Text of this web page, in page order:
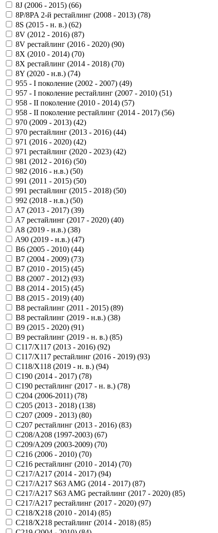
8J (2006 - 2015) (66)
8P/8PA 2-й рестайлинг (2008 - 2013) (78)
8S (2015 - н. в.) (62)
8V (2012 - 2016) (87)
8V рестайлинг (2016 - 2020) (90)
8X (2010 - 2014) (70)
8X рестайлинг (2014 - 2018) (70)
8Y (2020 - н.в.) (74)
955 - I поколение (2002 - 2007) (49)
957 - I поколение рестайлинг (2007 - 2010) (51)
958 - II поколение (2010 - 2014) (57)
958 - II поколение рестайлинг (2014 - 2017) (56)
970 (2009 - 2013) (42)
970 рестайлинг (2013 - 2016) (44)
971 (2016 - 2020) (42)
971 рестайлинг (2020 - 2023) (42)
981 (2012 - 2016) (50)
982 (2016 - н.в.) (50)
991 (2011 - 2015) (50)
991 рестайлинг (2015 - 2018) (50)
992 (2018 - н.в.) (50)
A7 (2013 - 2017) (39)
A7 рестайлинг (2017 - 2020) (40)
A8 (2019 - н.в.) (38)
A90 (2019 - н.в.) (47)
B6 (2005 - 2010) (44)
B7 (2004 - 2009) (73)
B7 (2010 - 2015) (45)
B8 (2007 - 2012) (93)
B8 (2014 - 2015) (45)
B8 (2015 - 2019) (40)
B8 рестайлинг (2011 - 2015) (89)
B8 рестайлинг (2019 - н.в.) (38)
B9 (2015 - 2020) (91)
B9 рестайлинг (2019 - н. в.) (85)
C117/X117 (2013 - 2016) (92)
C117/X117 рестайлинг (2016 - 2019) (93)
C118/X118 (2019 - н. в.) (94)
C190 (2014 - 2017) (78)
C190 рестайлинг (2017 - н. в.) (78)
C204 (2006-2011) (78)
C205 (2013 - 2018) (138)
C207 (2009 - 2013) (80)
C207 рестайлинг (2013 - 2016) (83)
C208/A208 (1997-2003) (67)
C209/A209 (2003-2009) (70)
C216 (2006 - 2010) (70)
C216 рестайлинг (2010 - 2014) (70)
C217/A217 (2014 - 2017) (94)
C217/A217 S63 AMG (2014 - 2017) (87)
C217/A217 S63 AMG рестайлинг (2017 - 2020) (85)
C217/A217 рестайлинг (2017 - 2020) (97)
C218/X218 (2010 - 2014) (85)
C218/X218 рестайлинг (2014 - 2018) (85)